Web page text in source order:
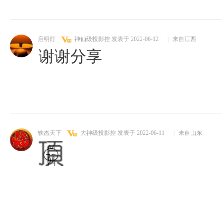
启明灯 神仙级投影控 发表于 2022-06-12 来自江西
谢谢分享
轶杰天下 大神级投影控 发表于 2022-06-11 来自山东